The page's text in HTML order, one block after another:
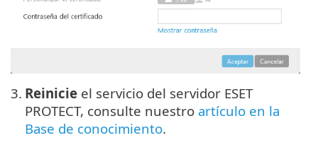
3. Reinicie el servicio del servidor ESET
PROTECT, consulte nuestro artículo en la
Base de conocimiento.